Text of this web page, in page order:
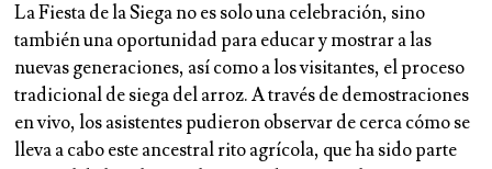
La Fiesta de la Siega no es solo una celebración, sino
también una oportunidad para educar y mostrar a las
nuevas generaciones, así como a los visitantes, el proceso
tradicional de siega del arroz. A través de demostraciones
en vivo, los asistentes pudieron observar de cerca cómo se
lleva a cabo este ancestral rito agrícola, que ha sido parte